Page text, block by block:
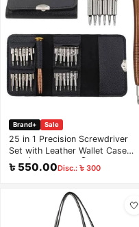
Brand+ Sale
25 in 1 Precision Screwdriver
Set with Leather Wallet Case
(মোবাইল, চশমা ও ঘড়ি মেরামতের স্ক্রু
ড্রাইভার সেট)
৳ 550.00Disc.: ৳ 300
🤍